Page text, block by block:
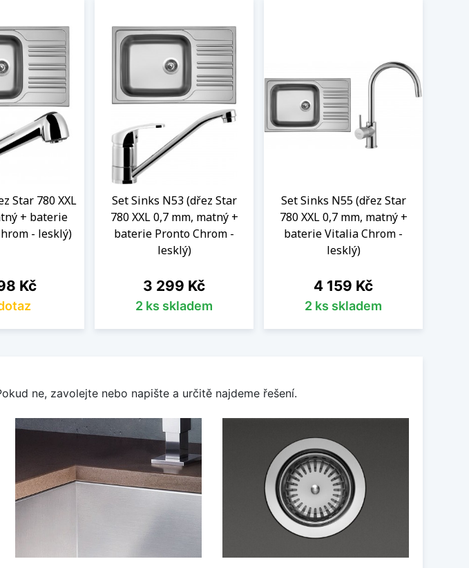
Star 780 XXL
+ baterie
- lesklý)
Kč
Set Sinks N53 (dřez Star
780 XXL 0,7 mm, matný +
baterie Pronto Chrom -
lesklý)
Cena
3 299 Kč
2 ks skladem
Set Sinks N55 (dřez Star
780 XXL 0,7 mm, matný +
baterie Vitalia Chrom -
lesklý)
Cena
4 159 Kč
2 ks skladem
ne, zavolejte nebo napište a určitě najdeme řešení.